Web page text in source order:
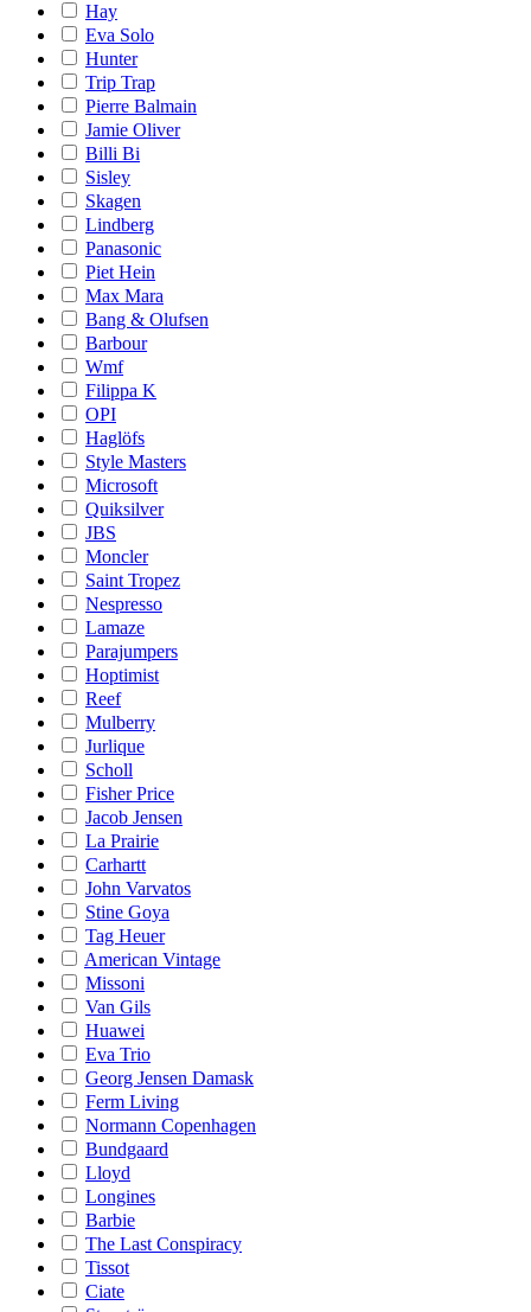
Hay
Eva Solo
Hunter
Trip Trap
Pierre Balmain
Jamie Oliver
Billi Bi
Sisley
Skagen
Lindberg
Panasonic
Piet Hein
Max Mara
Bang & Olufsen
Barbour
Wmf
Filippa K
OPI
Haglöfs
Style Masters
Microsoft
Quiksilver
JBS
Moncler
Saint Tropez
Nespresso
Lamaze
Parajumpers
Hoptimist
Reef
Mulberry
Jurlique
Scholl
Fisher Price
Jacob Jensen
La Prairie
Carhartt
John Varvatos
Stine Goya
Tag Heuer
American Vintage
Missoni
Van Gils
Huawei
Eva Trio
Georg Jensen Damask
Ferm Living
Normann Copenhagen
Bundgaard
Lloyd
Longines
Barbie
The Last Conspiracy
Tissot
Ciate